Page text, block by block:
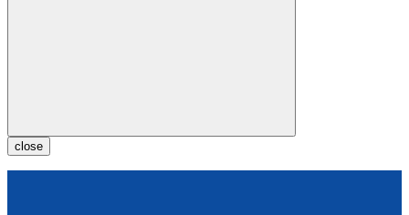
close